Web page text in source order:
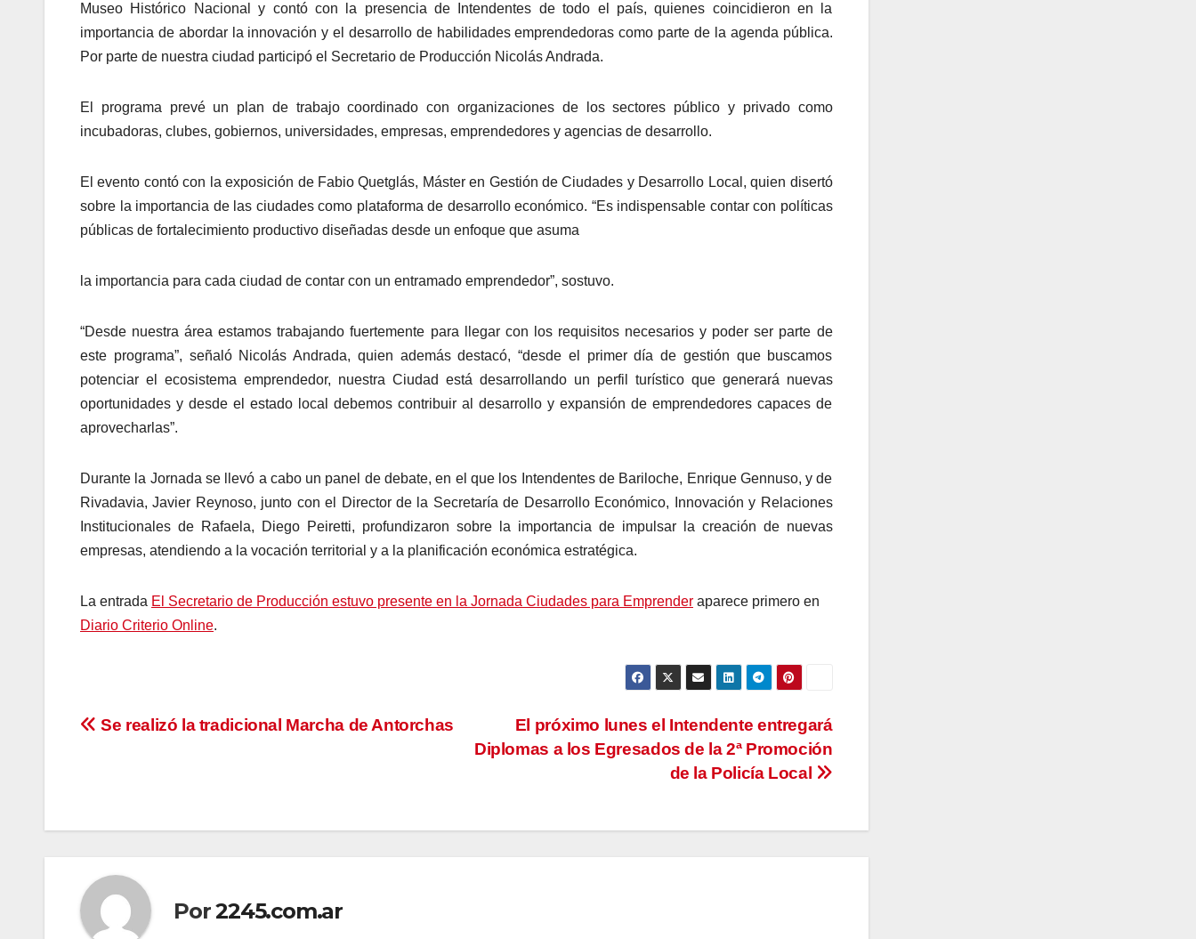
Museo Histórico Nacional y contó con la presencia de Intendentes de todo el país, quienes coincidieron en la
importancia de abordar la innovación y el desarrollo de habilidades emprendedoras como parte de la agenda pública.
Por parte de nuestra ciudad participó el Secretario de Producción Nicolás Andrada.
El programa prevé un plan de trabajo coordinado con organizaciones de los sectores público y privado como
incubadoras, clubes, gobiernos, universidades, empresas, emprendedores y agencias de desarrollo.
El evento contó con la exposición de Fabio Quetglás, Máster en Gestión de Ciudades y Desarrollo Local, quien disertó
sobre la importancia de las ciudades como plataforma de desarrollo económico. “Es indispensable contar con políticas
públicas de fortalecimiento productivo diseñadas desde un enfoque que asuma
la importancia para cada ciudad de contar con un entramado emprendedor”, sostuvo.
“Desde nuestra área estamos trabajando fuertemente para llegar con los requisitos necesarios y poder ser parte de
este programa”, señaló Nicolás Andrada, quien además destacó, “desde el primer día de gestión que buscamos
potenciar el ecosistema emprendedor, nuestra Ciudad está desarrollando un perfil turístico que generará nuevas
oportunidades y desde el estado local debemos contribuir al desarrollo y expansión de emprendedores capaces de
aprovecharlas”.
Durante la Jornada se llevó a cabo un panel de debate, en el que los Intendentes de Bariloche, Enrique Gennuso, y de
Rivadavia, Javier Reynoso, junto con el Director de la Secretaría de Desarrollo Económico, Innovación y Relaciones
Institucionales de Rafaela, Diego Peiretti, profundizaron sobre la importancia de impulsar la creación de nuevas
empresas, atendiendo a la vocación territorial y a la planificación económica estratégica.
La entrada El Secretario de Producción estuvo presente en la Jornada Ciudades para Emprender aparece primero en
Diario Criterio Online.
Navegación
El próximo lunes el Intendente entregará
Diplomas a los Egresados de la 2ª Promoción
de la Policía Local
Se realizó la tradicional Marcha de Antorchas
Por2245.com.ar